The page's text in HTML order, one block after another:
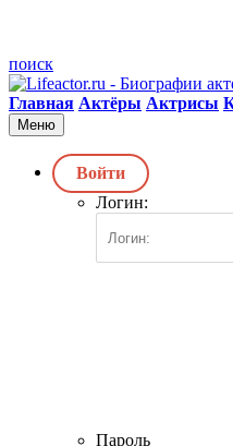
поиск
Главная Актёры Актрисы
Меню
Войти
Логин:
Пароль